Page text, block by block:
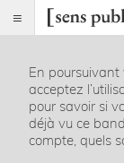
Index
Rubriques
Essais
En
acceptez
pour savoir si
déjà vu ce
compte, quels